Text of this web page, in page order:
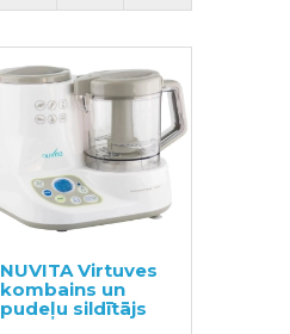
NUVITA Virtuves
kombains un
pudeļu sildītājs